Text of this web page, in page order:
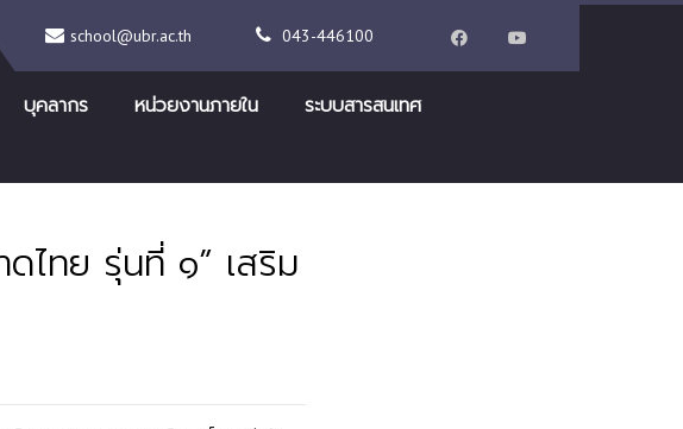
school@ubr.ac.th 043-446100
บุคลากร หน่วยงานภายใน ระบบสารสนเทศ
ไทย รุ่นที่ ๑” เสริม